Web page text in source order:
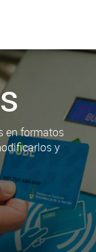
en formatos
y